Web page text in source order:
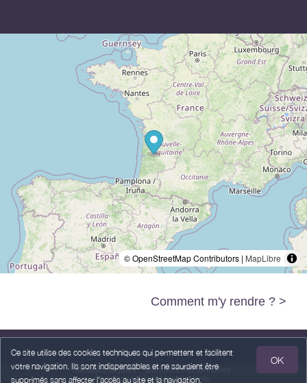
Ce site utilise des cookies techniques qui permettent et facilitent
votre navigation. Ils sont indispensables et ne sauraient être
supprimés sans affecter l’accès au site et la navigation.
OK
© OpenStreetMap Contributors | MapLibre
Comment m'y rendre ? >
Mentions légales
Données Personnelles
Conditions Générales de Vente